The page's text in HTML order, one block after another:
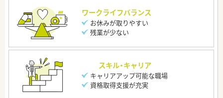
ワークライフバランス
お休みが取りやすい
残業が少ない
スキル・キャリア
キャリアアップ可能な職場
資格取得支援が充実